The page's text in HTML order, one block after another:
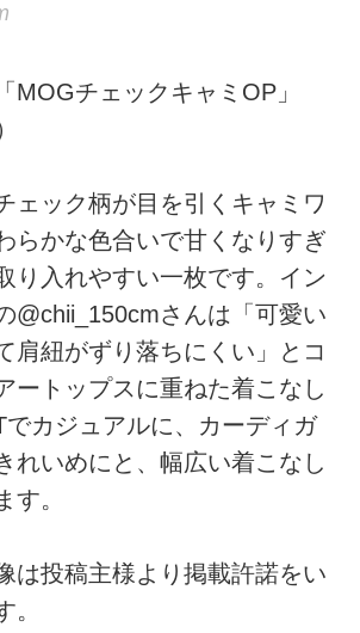
MOGチェックキャミOP」
ェック柄が目を引くキャミワ
らかな色合いで甘くなりすぎ
り入れやすい一枚です。イン
@chii_150cmさんは「可愛い
肩紐がずり落ちにくい」とコ
ートップスに重ねた着こなし
でカジュアルに、カーディガ
れいめにと、幅広い着こなし
す。
は投稿主様より掲載許諾をい
。